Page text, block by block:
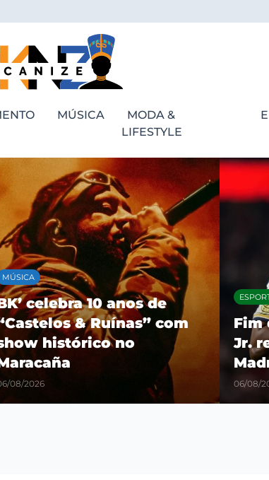
MÚSICA
MODA &
LIFESTYLE
MÚSICA
celebra 10 anos de
& Ruínas” com
histórico no
08/2026
Fim
Jr.
06/08/